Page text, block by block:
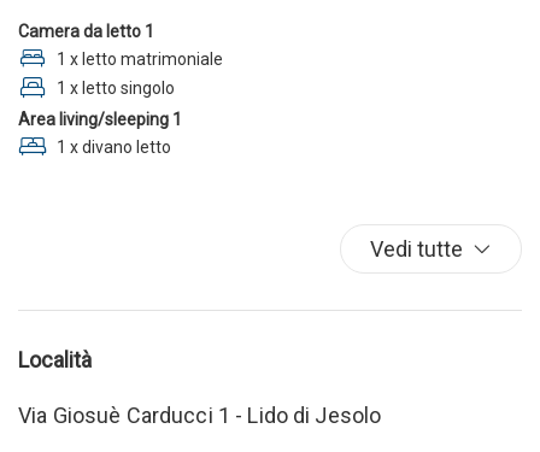
Camera da letto 1
1 x letto matrimoniale
1 x letto singolo
Area living/sleeping 1
1 x divano letto
Vedi tutte
Località
Via Giosuè Carducci 1 - Lido di Jesolo